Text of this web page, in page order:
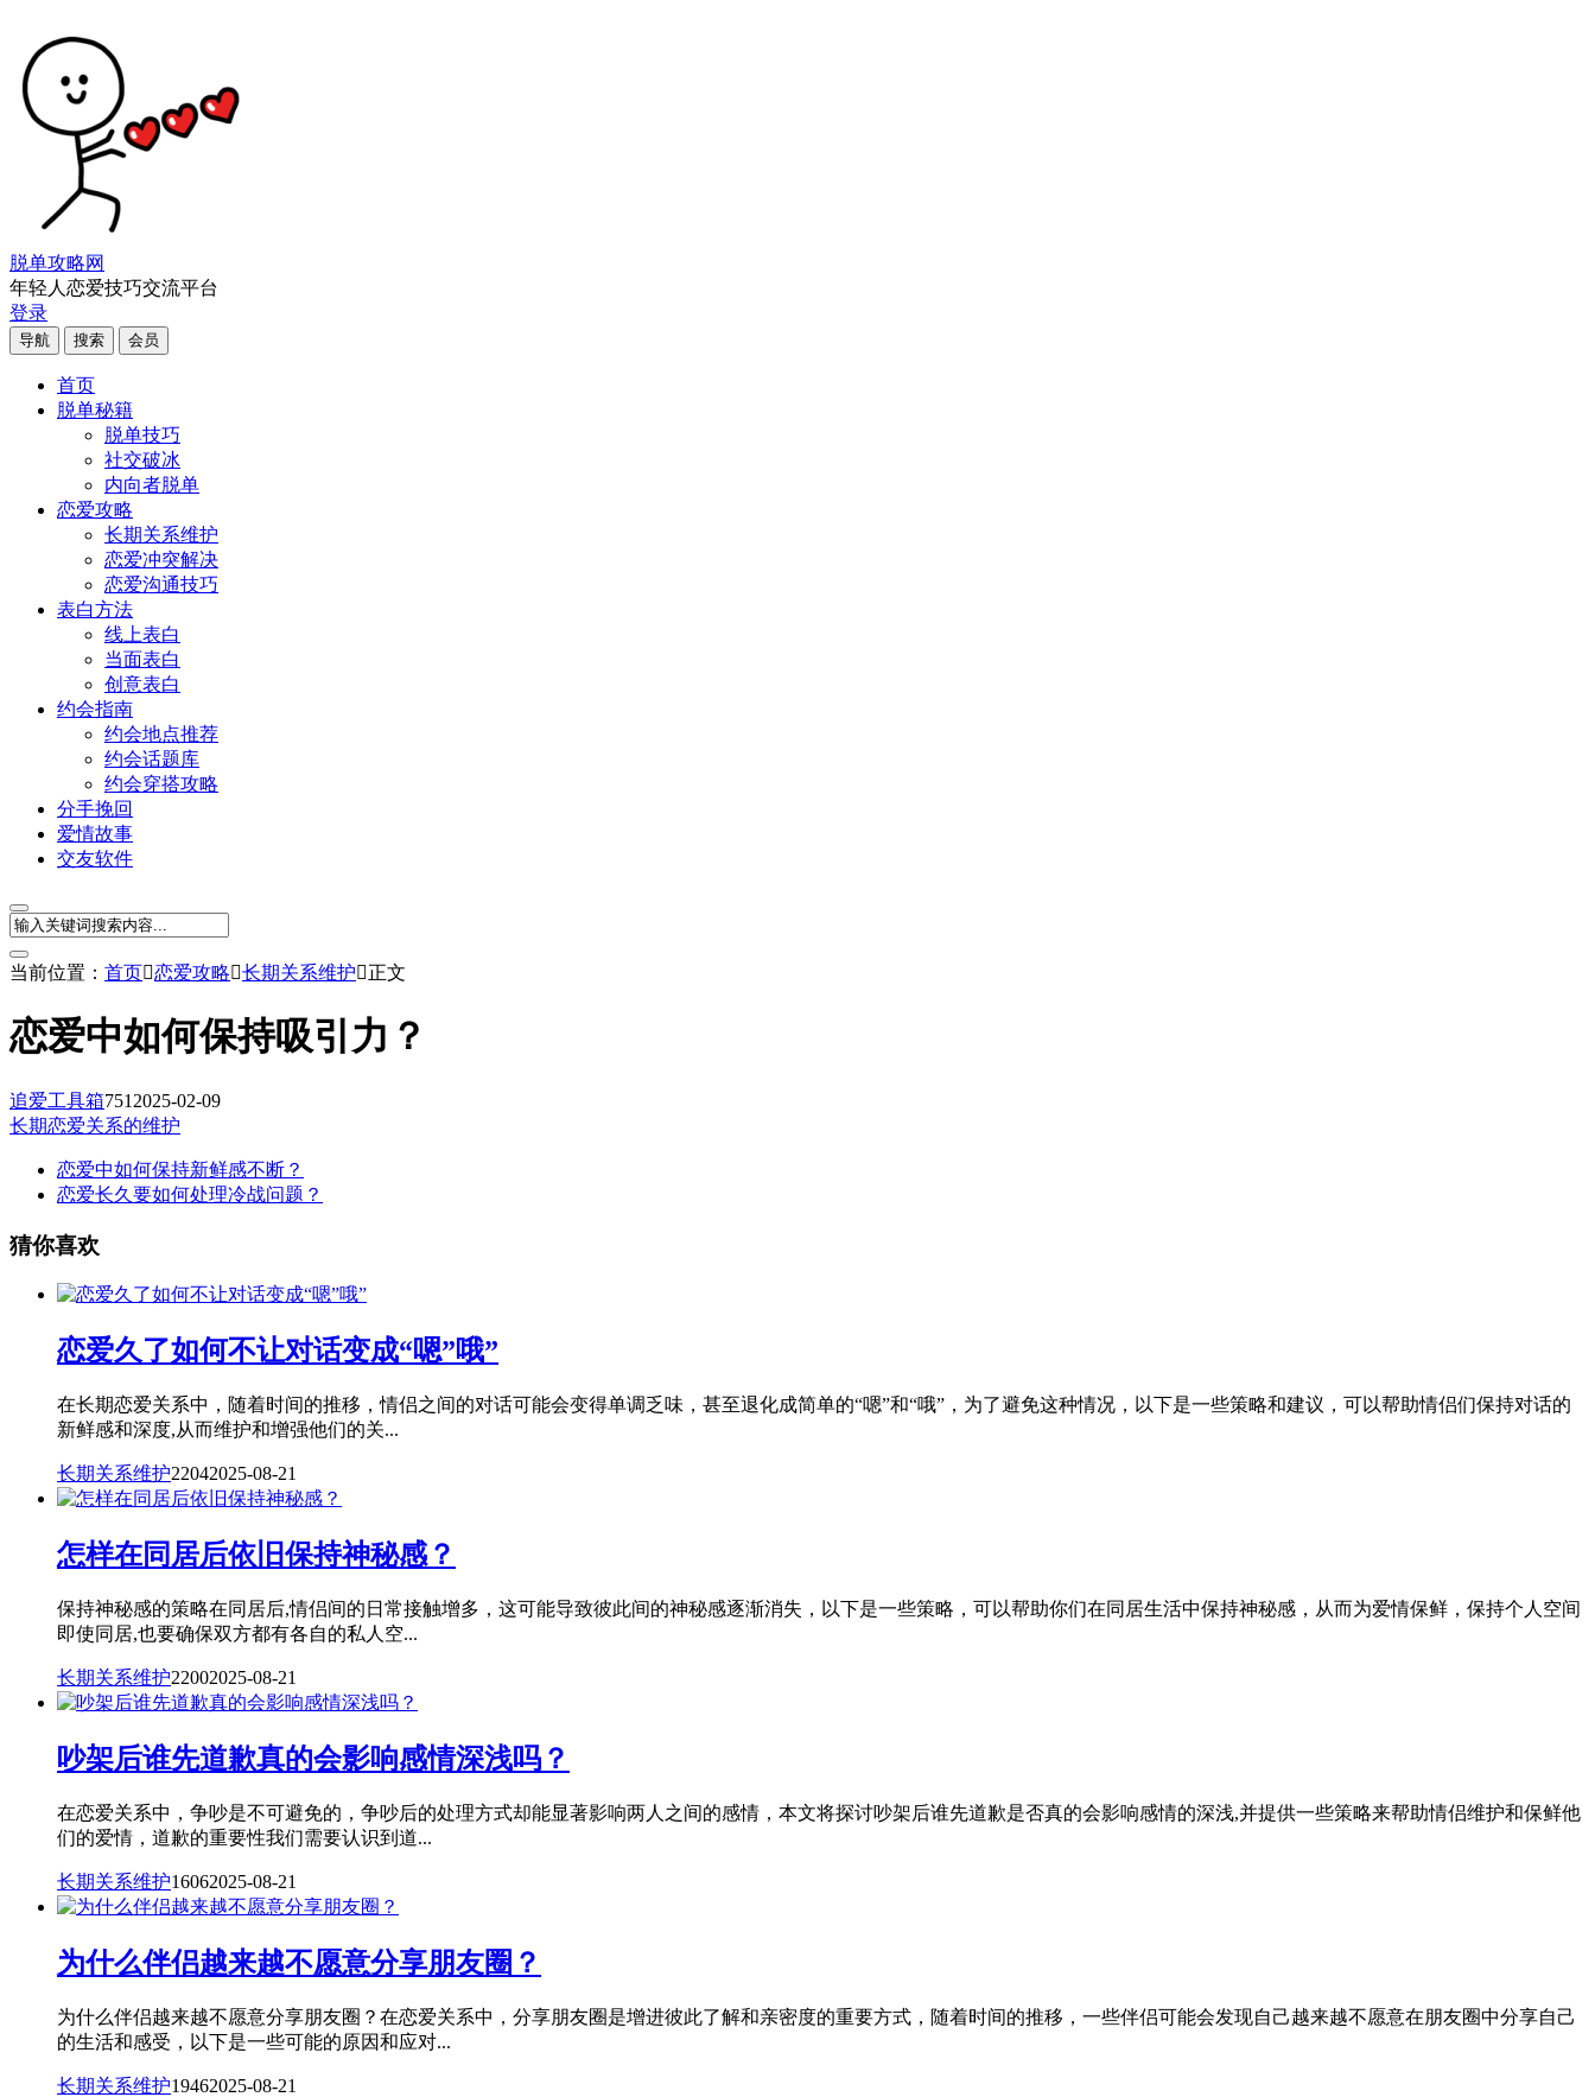
脱单攻略网
年轻人恋爱技巧交流平台
登录
导航 搜索 会员
首页
脱单秘籍
脱单技巧
社交破冰
内向者脱单
恋爱攻略
长期关系维护
恋爱冲突解决
恋爱沟通技巧
表白方法
线上表白
当面表白
创意表白
约会指南
约会地点推荐
约会话题库
约会穿搭攻略
分手挽回
爱情故事
交友软件
当前位置： 首页恋爱攻略长期关系维护正文
恋爱中如何保持吸引力？
追爱工具箱751 2025-02-09
长期恋爱关系的维护
恋爱中如何保持新鲜感不断？
恋爱长久要如何处理冷战问题？
猜你喜欢
恋爱久了如何不让对话变成“嗯”哦”
在长期恋爱关系中，随着时间的推移，情侣之间的对话可能会变得单调乏味，甚至退化成简单的“嗯”和“哦”，为了避免这种情况，以下是一些策略和建议，可以帮助情侣们保持对话的
新鲜感和深度,从而维护和增强他们的关...
长期关系维护22042025-08-21
怎样在同居后依旧保持神秘感？
保持神秘感的策略在同居后,情侣间的日常接触增多，这可能导致彼此间的神秘感逐渐消失，以下是一些策略，可以帮助你们在同居生活中保持神秘感，从而为爱情保鲜，保持个人空间
即使同居,也要确保双方都有各自的私人空...
长期关系维护22002025-08-21
吵架后谁先道歉真的会影响感情深浅吗？
在恋爱关系中，争吵是不可避免的，争吵后的处理方式却能显著影响两人之间的感情，本文将探讨吵架后谁先道歉是否真的会影响感情的深浅,并提供一些策略来帮助情侣维护和保鲜他
们的爱情，道歉的重要性我们需要认识到道...
长期关系维护16062025-08-21
为什么伴侣越来越不愿意分享朋友圈？
为什么伴侣越来越不愿意分享朋友圈？在恋爱关系中，分享朋友圈是增进彼此了解和亲密度的重要方式，随着时间的推移，一些伴侣可能会发现自己越来越不愿意在朋友圈中分享自己
的生活和感受，以下是一些可能的原因和应对...
长期关系维护19462025-08-21